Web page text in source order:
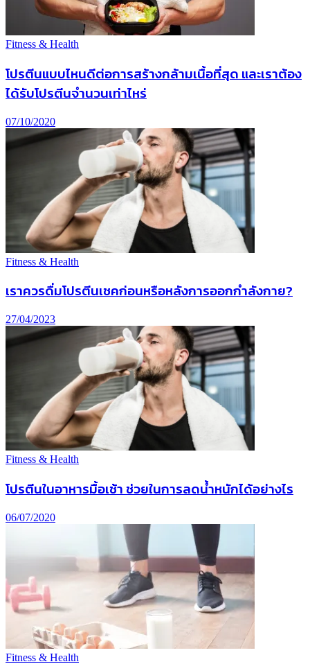
Fitness & Health
โปรตีนแบบไหนดีต่อการสร้างกล้ามเนื้อที่สุด และเราต้อง
ได้รับโปรตีนจำนวนเท่าไหร่
07/10/2020
Fitness & Health
เราควรดื่มโปรตีนเชคก่อนหรือหลังการออกกำลังกาย?
27/04/2023
Fitness & Health
โปรตีนในอาหารมื้อเช้า ช่วยในการลดน้ำหนักได้อย่างไร
06/07/2020
Fitness & Health